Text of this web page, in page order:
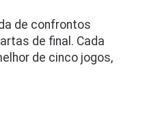
de confrontos
de final. Cada
de cinco jogos,